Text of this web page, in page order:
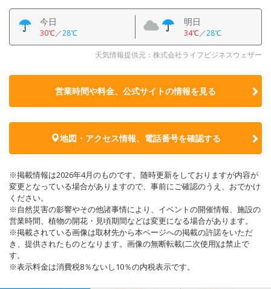
今日
30℃／28℃
明日
34℃／28℃
天気情報提供元：株式会社ライフビジネスウェザー
営業時間や料金、公式サイトの情報を見る
地図・アクセス情報、電話番号を確認する
※掲載情報は2026年4月のものです。随時更新をしておりますが内容が
変更となっている場合がありますので、事前にご確認のうえ、おでかけ
ください。
※自然災害の影響やその他諸事情により、イベントの開催情報、施設の
営業時間、植物の開花・見頃期間などは変更になる場合があります。
※掲載されている画像は取材先から本ページへの掲載の許諾をいただ
き、提供されたものとなります。画像の無断転載(二次使用)は禁止で
す。
※表示料金は消費税8％ないし10％の内税表示です。